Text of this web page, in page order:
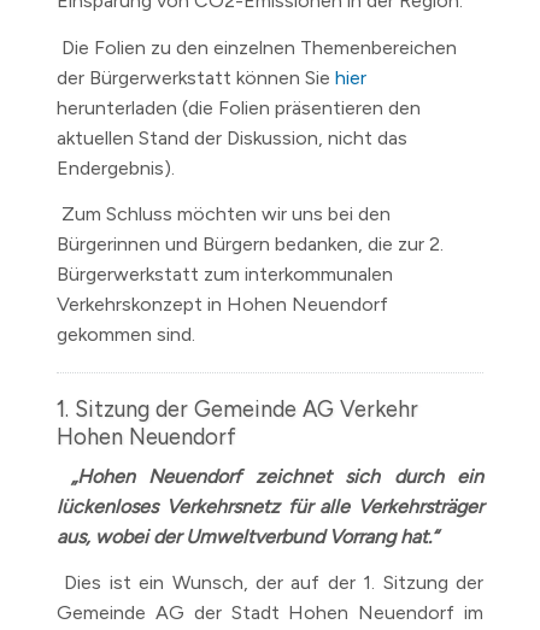
Die Folien zu den einzelnen Themenbereichen
der Bürgerwerkstatt können Sie hier
herunterladen (die Folien präsentieren den
aktuellen Stand der Diskussion, nicht das
Endergebnis).
Zum Schluss möchten wir uns bei den
Bürgerinnen und Bürgern bedanken, die zur 2.
Bürgerwerkstatt zum interkommunalen
Verkehrskonzept in Hohen Neuendorf
gekommen sind.
1. Sitzung der Gemeinde AG Verkehr
Hohen Neuendorf
„Hohen Neuendorf zeichnet sich durch ein
lückenloses Verkehrsnetz für alle Verkehrsträger
aus, wobei der Umweltverbund Vorrang hat.“
Dies ist ein Wunsch, der auf der 1. Sitzung der
Gemeinde AG der Stadt Hohen Neuendorf im